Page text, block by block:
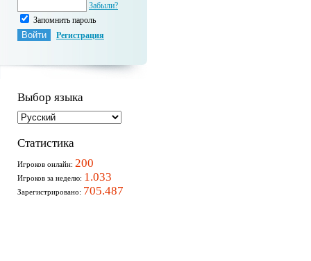
Забыли?
Запомнить пароль
Регистрация
Выбор языка
Статистика
Игроков онлайн: 200
Игроков за неделю: 1.033
Зарегистрировано: 705.487